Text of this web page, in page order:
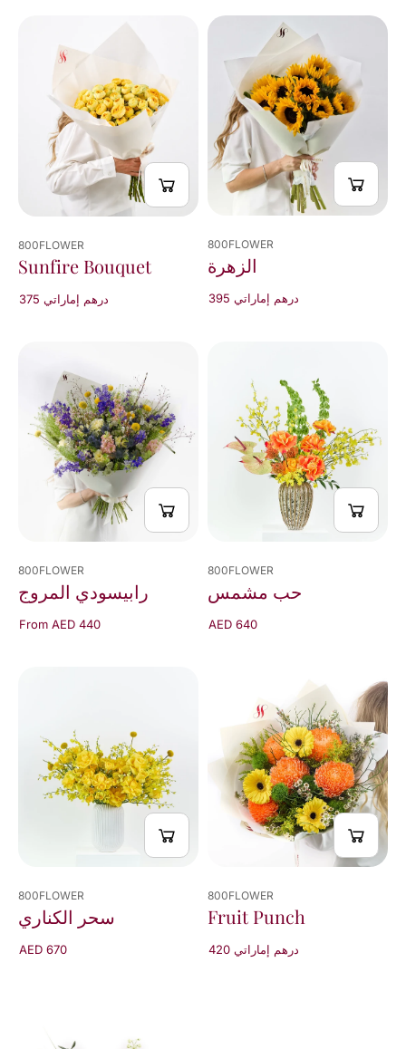
800FLOWER
Sunfire Bouquet
375 درهم إماراتي
800FLOWER
الزهرة
395 درهم إماراتي
800FLOWER
رابيسودي المروج
From AED 440
800FLOWER
حب مشمس
AED 640
800FLOWER
سحر الكناري
AED 670
800FLOWER
Fruit Punch
420 درهم إماراتي